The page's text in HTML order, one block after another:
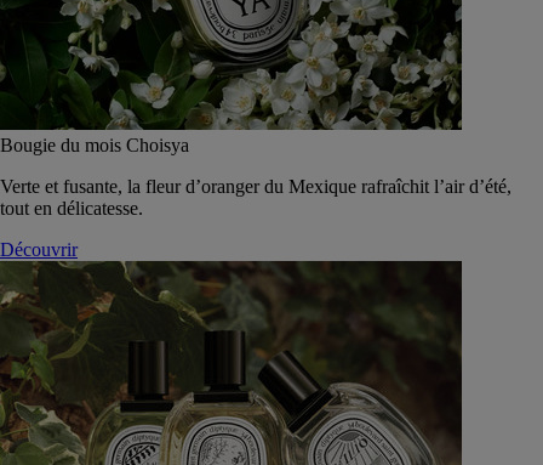
Bougie du mois Choisya
Verte et fusante, la fleur d’oranger du Mexique rafraîchit l’air d’été,
tout en délicatesse.
Découvrir